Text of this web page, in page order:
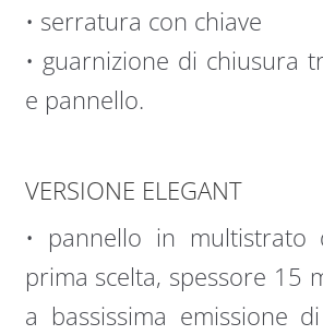
• serratura con chiave
• guarnizione di chiusura
e pannello.
VERSIONE ELEGANT
• pannello in
prima scelta, spessore 15
a bassissima emissione